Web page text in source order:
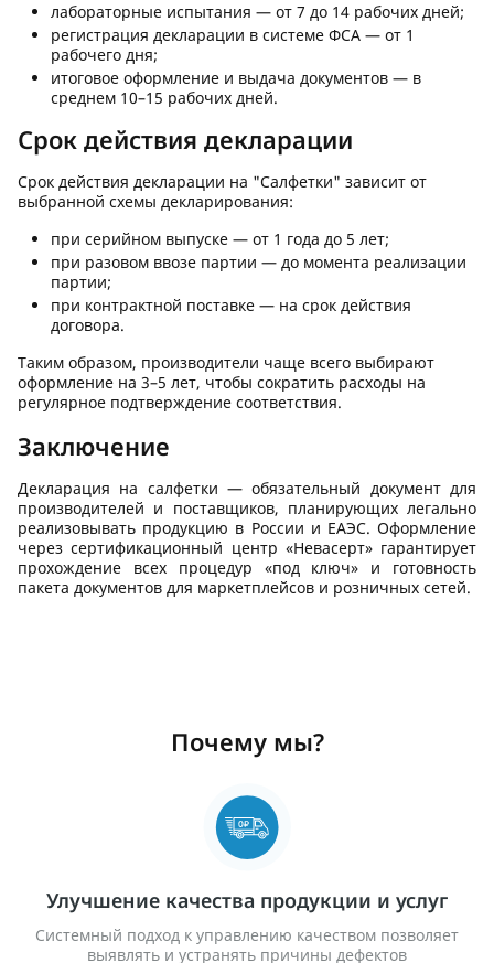
лабораторные испытания — от 7 до 14 рабочих дней;
регистрация декларации в системе ФСА — от 1
рабочего дня;
итоговое оформление и выдача документов — в
среднем 10–15 рабочих дней.
Срок действия декларации
Срок действия декларации на "Салфетки" зависит от
выбранной схемы декларирования:
при серийном выпуске — от 1 года до 5 лет;
при разовом ввозе партии — до момента реализации
партии;
при контрактной поставке — на срок действия
договора.
Таким образом, производители чаще всего выбирают
оформление на 3–5 лет, чтобы сократить расходы на
регулярное подтверждение соответствия.
Заключение
Декларация на салфетки — обязательный документ для
производителей и поставщиков, планирующих легально
реализовывать продукцию в России и ЕАЭС. Оформление
через сертификационный центр «Невасерт» гарантирует
прохождение всех процедур «под ключ» и готовность
пакета документов для маркетплейсов и розничных сетей.
Почему мы?
Улучшение качества продукции и услуг
Системный подход к управлению качеством позволяет
выявлять и устранять причины дефектов